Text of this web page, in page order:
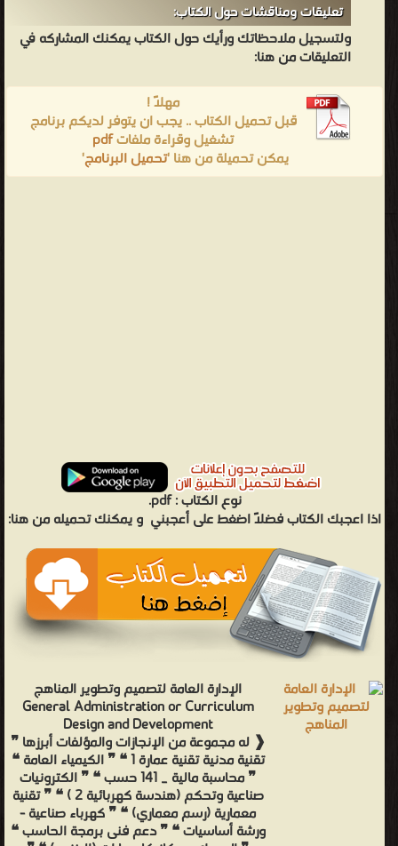
تعليقات ومناقشات حول الكتاب:
ولتسجيل ملاحظاتك ورأيك حول الكتاب يمكنك المشاركه في
التعليقات من هنا:
مهلاً !
قبل تحميل الكتاب .. يجب ان يتوفر لديكم برنامج
تشغيل وقراءة ملفاتpdf
يمكن تحميلة من هنا 'تحميل البرنامج'
نوع الكتاب :pdf.
اذا اعجبك الكتاب فضلاً اضغط على أعجبني و يمكنك تحميله من هنا:
الإدارة العامة لتصميم وتطوير المناهج
General Administration or Curriculum
Design and Development
❰ له مجموعة من الإنجازات والمؤلفات أبرزها ❞
تقنية مدنية تقنية عمارة 1 ❝ ❞ الكيمياء العامة ❝
❞ محاسبة مالية _ 141 حسب ❝ ❞ الكترونيات
صناعية وتحكم (هندسة كهربائية 2 ) ❝ ❞ تقنية
معمارية (رسم معماري) ❝ ❞ كهرباء صناعية -
ورشة أساسيات ❝ ❞ دعم فنى برمجة الحاسب ❝